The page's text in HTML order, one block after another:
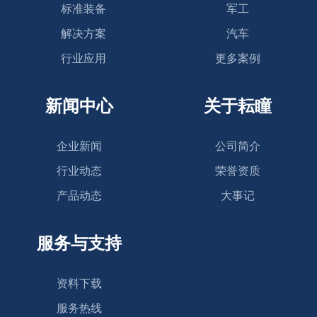
标准装备
解决方案
行业应用
军工
汽车
更多案例
新闻中心
企业新闻
行业动态
产品动态
关于耘瞳
公司简介
荣誉资质
大事记
服务与支持
资料下载
服务热线